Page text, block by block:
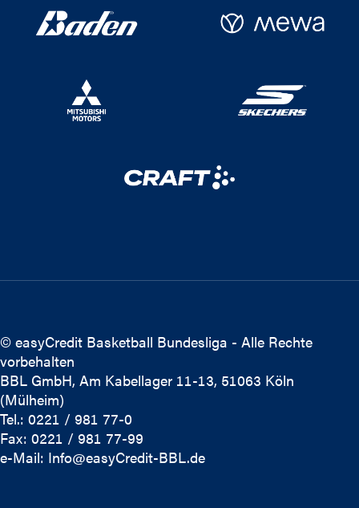
© easyCredit Basketball Bundesliga - Alle Rechte
vorbehalten
BBL GmbH, Am Kabellager 11-13, 51063 Köln
(Mülheim)
Tel.: 0221 / 981 77-0
Fax: 0221 / 981 77-99
e-Mail: Info@easyCredit-BBL.de